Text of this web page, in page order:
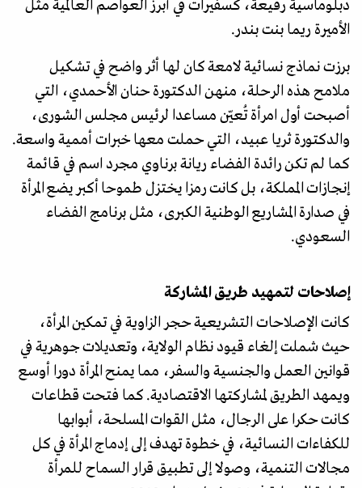
دبلوماسية رفيعة، كسفيرات في أبرز العواصم العالمية مثل
الأميرة ريما بنت بندر.
برزت نماذج نسائية لامعة كان لها أثر واضح في تشكيل
ملامح هذه الرحلة، منهن الدكتورة حنان الأحمدي، التي
أصبحت أول امرأة تُعيّن مساعدا لرئيس مجلس الشورى،
والدكتورة ثريا عبيد، التي حملت معها خبرات أممية واسعة.
كما لم تكن رائدة الفضاء ريانة برناوي مجرد اسم في قائمة
إنجازات المملكة، بل كانت رمزا يختزل طموحا أكبر يضع المرأة
في صدارة المشاريع الوطنية الكبرى، مثل برنامج الفضاء
السعودي.
إصلاحات لتمهيد طريق المشاركة
كانت الإصلاحات التشريعية حجر الزاوية في تمكين المرأة،
حيث شملت إلغاء قيود نظام الولاية، وتعديلات جوهرية في
قوانين العمل والجنسية والسفر، مما يمنح المرأة دورا أوسع
ويمهد الطريق لمشاركتها الاقتصادية. كما فتحت قطاعات
كانت حكرا على الرجال، مثل القوات المسلحة، أبوابها
للكفاءات النسائية، في خطوة تهدف إلى إدماج المرأة في كل
مجالات التنمية، وصولا إلى تطبيق قرار السماح للمرأة